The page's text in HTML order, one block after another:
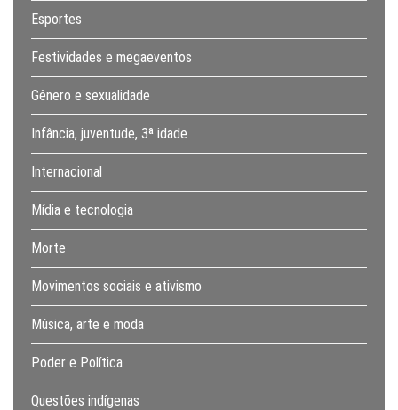
Esportes
Festividades e megaeventos
Gênero e sexualidade
Infância, juventude, 3ª idade
Internacional
Mídia e tecnologia
Morte
Movimentos sociais e ativismo
Música, arte e moda
Poder e Política
Questões indígenas